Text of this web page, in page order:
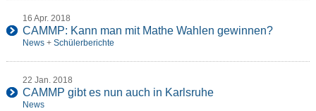
16 Apr. 2018
CAMMP: Kann man mit Mathe Wahlen gewinnen?
News+ Schülerberichte
22 Jan. 2018
CAMMP gibt es nun auch in Karlsruhe
News